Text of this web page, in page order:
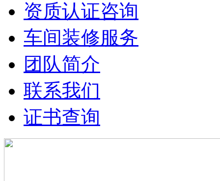
资质认证咨询
车间装修服务
团队简介
联系我们
证书查询